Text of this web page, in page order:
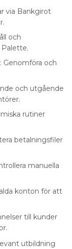
via Bankgirot
och
Genomföra och
och utgående
rutiner
betalningsfiler
manuella
konton för att
till kunder
utbildning